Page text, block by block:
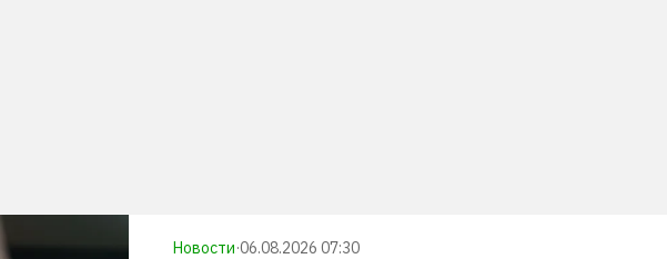
Новости·06.08.2026 07:30